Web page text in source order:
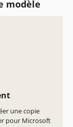
modèle
une copie
pour Microsoft